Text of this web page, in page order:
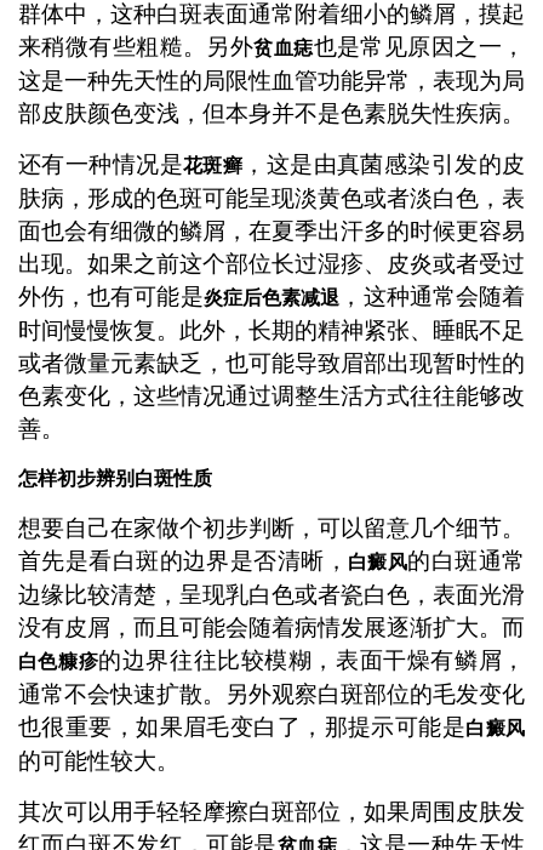
群体中，这种白斑表面通常附着细小的鳞屑，摸起
来稍微有些粗糙。另外贫血痣也是常见原因之一，
这是一种先天性的局限性血管功能异常，表现为局
部皮肤颜色变浅，但本身并不是色素脱失性疾病。
还有一种情况是花斑癣 ，这是由真菌感染引发的皮
肤病，形成的色斑可能呈现淡黄色或者淡白色，表
面也会有细微的鳞屑，在夏季出汗多的时候更容易
出现。如果之前这个部位长过湿疹、皮炎或者受过
外伤，也有可能是炎症后色素减退 ，这种通常会随着
时间慢慢恢复。此外，长期的精神紧张、睡眠不足
或者微量元素缺乏，也可能导致眉部出现暂时性的
色素变化，这些情况通过调整生活方式往往能够改
善。
怎样初步辨别白斑性质
想要自己在家做个初步判断，可以留意几个细节。
首先是看白斑的边界是否清晰， 白癜风的白斑通常
边缘比较清楚，呈现乳白色或者瓷白色，表面光滑
没有皮屑，而且可能会随着病情发展逐渐扩大。而
白色糠疹的边界往往比较模糊，表面干燥有鳞屑，
通常不会快速扩散。另外观察白斑部位的毛发变化
也很重要，如果眉毛变白了，那提示可能是白癜风
的可能性较大。
其次可以用手轻轻摩擦白斑部位，如果周围皮肤发